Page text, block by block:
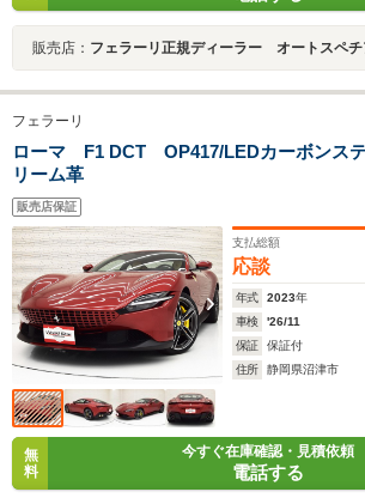
販売店： フェラーリ正規ディーラー オートスペチアーレＡＬＣ Ｍ
フェラーリ
ローマ F1 DCT OP417/LEDカーボンス
リーム革
販売店保証
支払総額
応談
年式 2023年
車検
'26/11
保証
保証付
住所
静岡県沼津市
無
料
今すぐ在庫確認・見積依頼
電話する